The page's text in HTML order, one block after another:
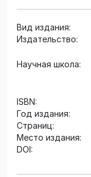
Вид издания:
Издательство:
Научная школа:
ISBN:
Год издания:
Страниц:
Место издания:
DOI: